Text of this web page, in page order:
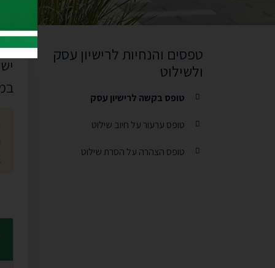
טפסים והנחיות לרישיון עסק
ולשילוט
טופס בקשה לרישיון עסק
טופס ערעור על חיוב שילוט
טופס הצהרה על הסרת שילוט